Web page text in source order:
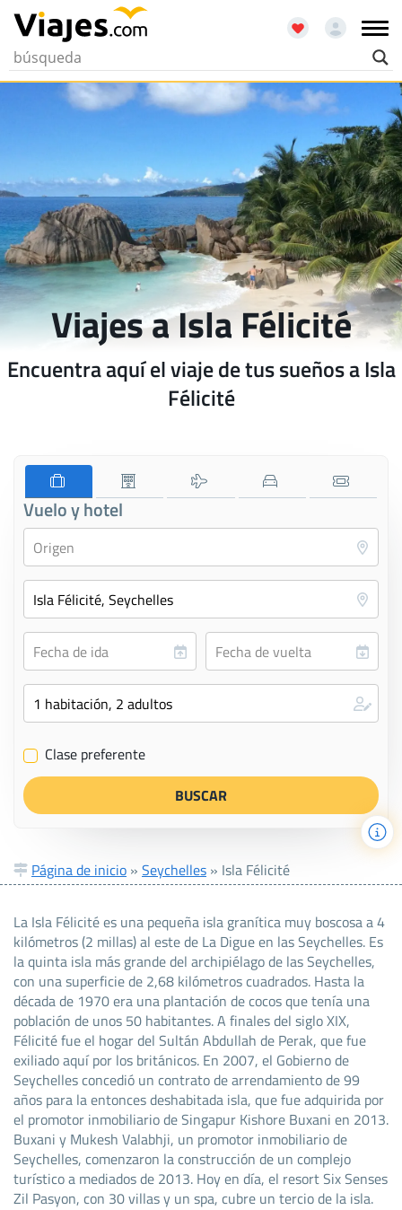
Viajes a Isla Félicité
Encuentra aquí el viaje de tus sueños a Isla
Félicité
Vuelo y hotel
✔ Clase preferente
Página de inicio » Seychelles » Isla Félicité
La Isla Félicité es una pequeña isla granítica muy boscosa a 4
kilómetros (2 millas) al este de La Digue en las Seychelles. Es
la quinta isla más grande del archipiélago de las Seychelles,
con una superficie de 2,68 kilómetros cuadrados. Hasta la
década de 1970 era una plantación de cocos que tenía una
población de unos 50 habitantes. A finales del siglo XIX,
Félicité fue el hogar del Sultán Abdullah de Perak, que fue
exiliado aquí por los británicos. En 2007, el Gobierno de
Seychelles concedió un contrato de arrendamiento de 99
años para la entonces deshabitada isla, que fue adquirida por
el promotor inmobiliario de Singapur Kishore Buxani en 2013.
Buxani y Mukesh Valabhji, un promotor inmobiliario de
Seychelles, comenzaron la construcción de un complejo
turístico a mediados de 2013. Hoy en día, el resort Six Senses
Zil Pasyon, con 30 villas y un spa, cubre un tercio de la isla.